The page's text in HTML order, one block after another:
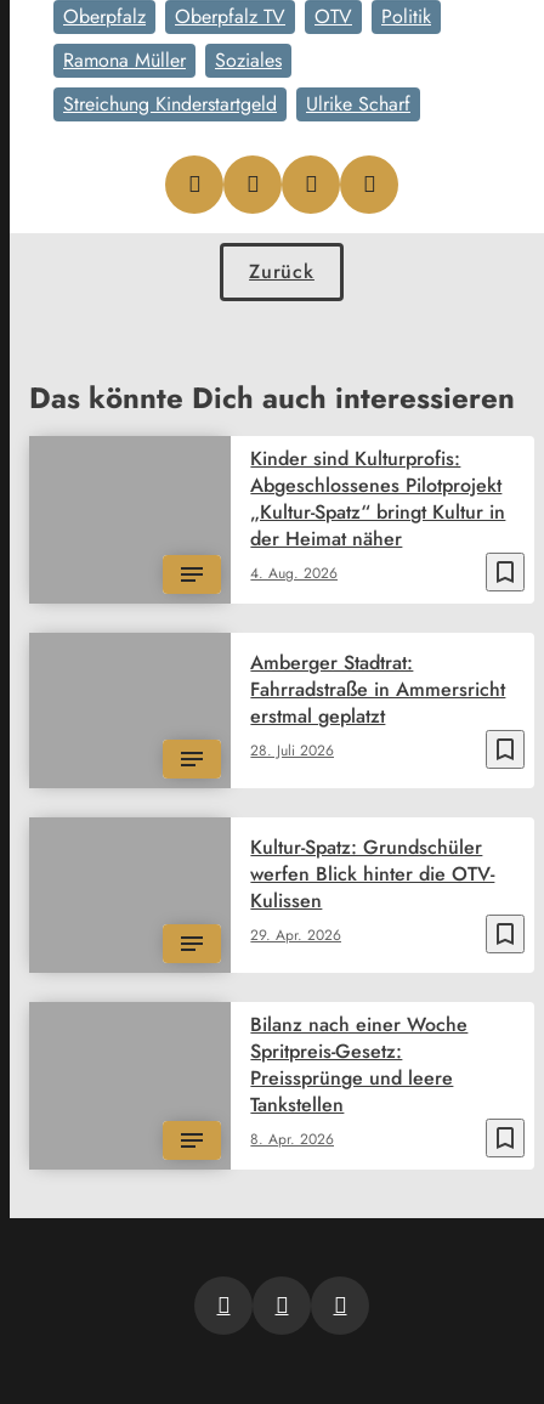
Oberpfalz
Oberpfalz TV OTV
Politik
Ramona Müller
Soziales
Streichung Kinderstartgeld
Ulrike Scharf
Zurück
Das könnte Dich auch interessieren
bookmark_border
4. Aug. 2026
Kinder sind Kulturprofis:
Abgeschlossenes Pilotprojekt
„Kultur-Spatz“ bringt Kultur in
der Heimat näher
bookmark_border
28. Juli 2026
Amberger Stadtrat:
Fahrradstraße in Ammersricht
erstmal geplatzt
bookmark_border
29. Apr. 2026
Kultur-Spatz: Grundschüler
werfen Blick hinter die OTV-
Kulissen
bookmark_border
8. Apr. 2026
Bilanz nach einer Woche
Spritpreis-Gesetz:
Preissprünge und leere
Tankstellen